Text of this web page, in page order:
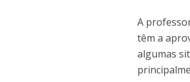
A
têm a
algumas